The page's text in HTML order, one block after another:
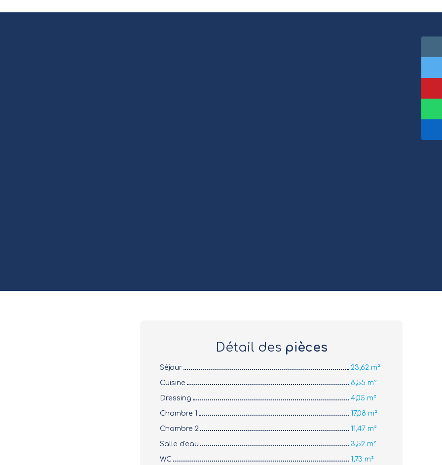
Détail des pièces
Séjour
23,62 m²
Cuisine
8,55 m²
Dressing
4,05 m²
Chambre 1
17,08 m²
Chambre 2
11,47 m²
Salle d'eau
3,52 m²
WC
1,73 m²